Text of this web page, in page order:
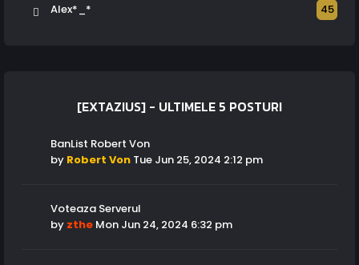
Alex*_* 45
[EXTAZIUS] - ULTIMELE 5 POSTURI
BanList Robert Von
by Robert Von Tue Jun 25, 2024 2:12 pm
Voteaza Serverul
by zthe Mon Jun 24, 2024 6:32 pm